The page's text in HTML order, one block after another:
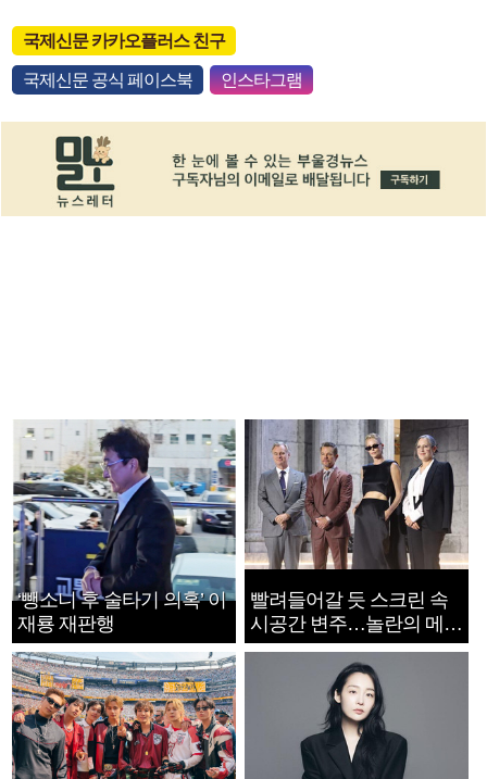
국제신문 카카오플러스 친구
국제신문 공식 페이스북 인스타그램
‘뺑소니 후 술타기 의혹’ 이
재룡 재판행
빨려들어갈 듯 스크린 속
시공간 변주…놀란의 메시
지는 ‘전쟁 속죄’